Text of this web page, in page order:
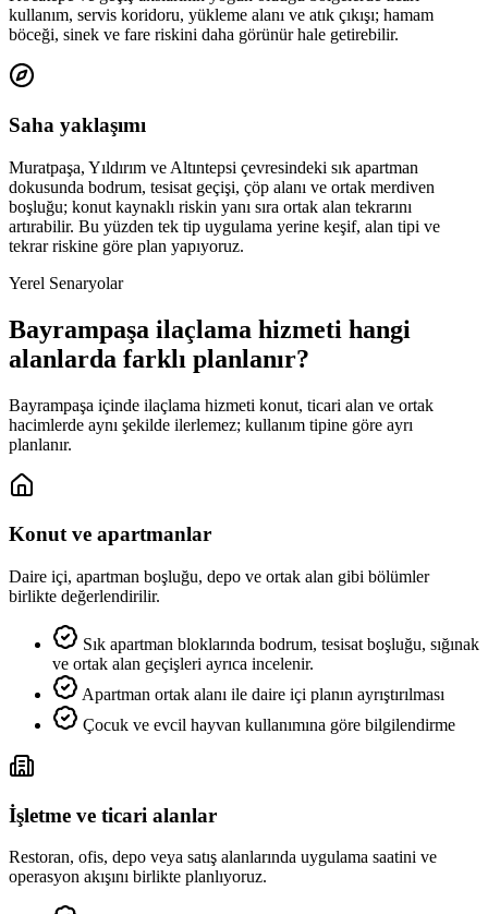
kullanım, servis koridoru, yükleme alanı ve atık çıkışı; hamam
böceği, sinek ve fare riskini daha görünür hale getirebilir.
Saha yaklaşımı
Muratpaşa, Yıldırım ve Altıntepsi çevresindeki sık apartman
dokusunda bodrum, tesisat geçişi, çöp alanı ve ortak merdiven
boşluğu; konut kaynaklı riskin yanı sıra ortak alan tekrarını
artırabilir. Bu yüzden tek tip uygulama yerine keşif, alan tipi ve
tekrar riskine göre plan yapıyoruz.
Yerel Senaryolar
Bayrampaşa ilaçlama hizmeti hangi
alanlarda farklı planlanır?
Bayrampaşa içinde ilaçlama hizmeti konut, ticari alan ve ortak
hacimlerde aynı şekilde ilerlemez; kullanım tipine göre ayrı
planlanır.
Konut ve apartmanlar
Daire içi, apartman boşluğu, depo ve ortak alan gibi bölümler
birlikte değerlendirilir.
Sık apartman bloklarında bodrum, tesisat boşluğu, sığınak
ve ortak alan geçişleri ayrıca incelenir.
Apartman ortak alanı ile daire içi planın ayrıştırılması
Çocuk ve evcil hayvan kullanımına göre bilgilendirme
İşletme ve ticari alanlar
Restoran, ofis, depo veya satış alanlarında uygulama saatini ve
operasyon akışını birlikte planlıyoruz.